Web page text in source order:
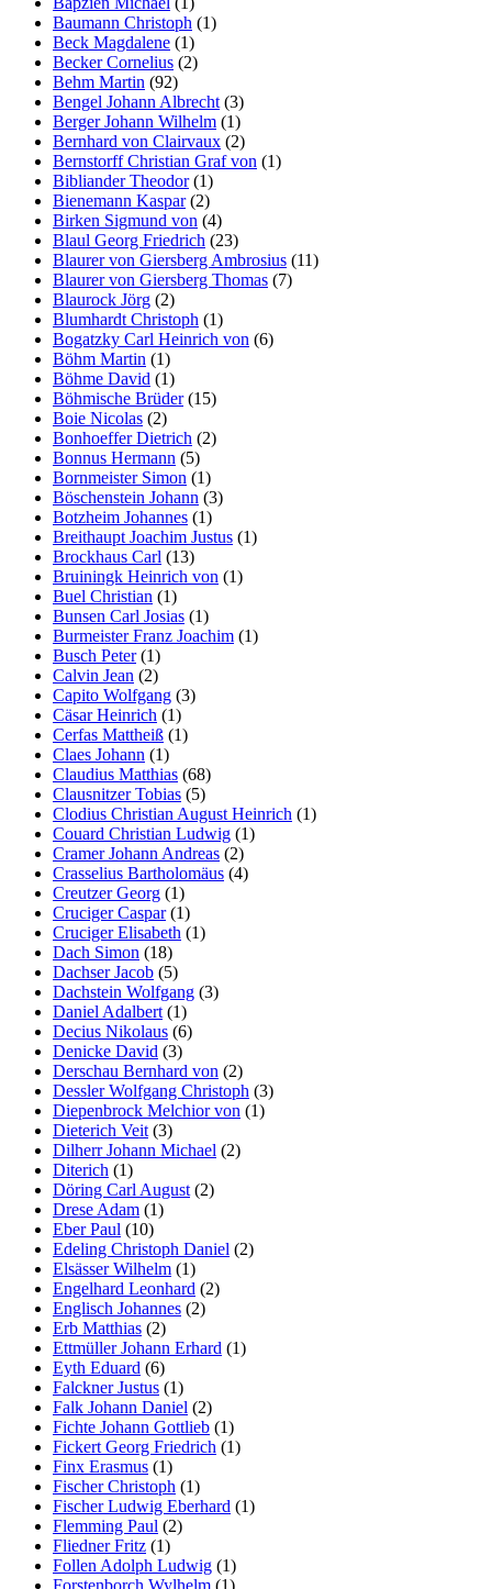
Baumann Christoph (1)
Beck Magdalene (1)
Becker Cornelius (2)
Behm Martin (92)
Bengel Johann Albrecht (3)
Berger Johann Wilhelm (1)
Bernhard von Clairvaux (2)
Bernstorff Christian Graf von (1)
Bibliander Theodor(1)
Bienemann Kaspar(2)
Birken Sigmund von (4)
Blaul Georg Friedrich (23)
Blaurer von Giersberg Ambrosius (11)
Blaurer von Giersberg Thomas (7)
Blaurock Jörg (2)
Blumhardt Christoph (1)
Bogatzky Carl Heinrich von (6)
Böhm Martin (1)
Böhme David (1)
Böhmische Brüder(15)
Boie Nicolas (2)
Bonhoeffer Dietrich (2)
Bonnus Hermann (5)
Bornmeister Simon (1)
Böschenstein Johann (3)
Botzheim Johannes (1)
Breithaupt Joachim Justus (1)
Brockhaus Carl (13)
Bruiningk Heinrich von (1)
Buel Christian (1)
Bunsen Carl Josias (1)
Burmeister Franz Joachim (1)
Busch Peter(1)
Calvin Jean (2)
Capito Wolfgang (3)
Cäsar Heinrich (1)
Cerfas Mattheiß (1)
Claes Johann (1)
Claudius Matthias (68)
Clausnitzer Tobias (5)
Clodius Christian August Heinrich (1)
Couard Christian Ludwig (1)
Cramer Johann Andreas (2)
Crasselius Bartholomäus (4)
Creutzer Georg (1)
Cruciger Caspar(1)
Cruciger Elisabeth (1)
Dach Simon (18)
Dachser Jacob (5)
Dachstein Wolfgang (3)
Daniel Adalbert (1)
Decius Nikolaus (6)
Denicke David (3)
Derschau Bernhard von (2)
Dessler Wolfgang Christoph (3)
Diepenbrock Melchior von (1)
Dieterich Veit (3)
Dilherr Johann Michael (2)
Diterich (1)
Döring Carl August (2)
Drese Adam (1)
Eber Paul (10)
Edeling Christoph Daniel (2)
Elsässer Wilhelm (1)
Engelhard Leonhard (2)
Englisch Johannes (2)
Erb Matthias (2)
Ettmüller Johann Erhard (1)
Eyth Eduard (6)
Falckner Justus (1)
Falk Johann Daniel (2)
Fichte Johann Gottlieb (1)
Fickert Georg Friedrich (1)
Finx Erasmus (1)
Fischer Christoph (1)
Fischer Ludwig Eberhard (1)
Flemming Paul (2)
Fliedner Fritz (1)
Follen Adolph Ludwig (1)
Forstenborch Wylhelm (1)